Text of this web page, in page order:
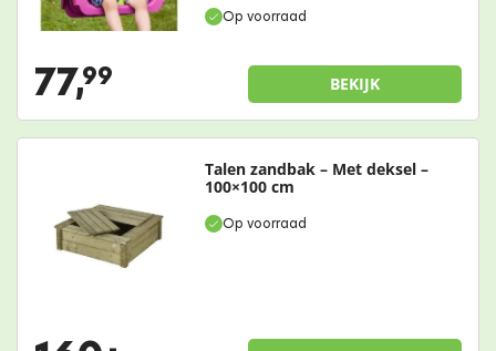
Op voorraad
77,99 BEKIJK
Op voorraad
Talen zandbak – Met deksel –
100×100 cm